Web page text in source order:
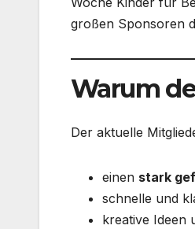
großen Sponsoren
Warum
Der aktuelle
einen stark
schnelle und
kreative Ideen